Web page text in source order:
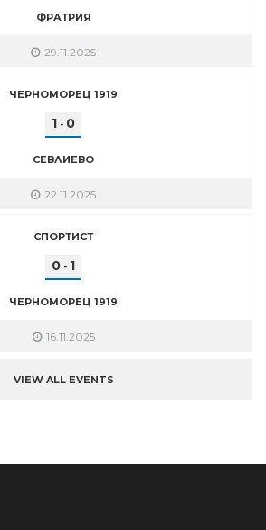
ФРАТРИЯ
29.11.2025
ЧЕРНОМОРЕЦ 1919
1 - 0
СЕВЛИЕВО
22.11.2025
СПОРТИСТ
0 - 1
ЧЕРНОМОРЕЦ 1919
16.11.2025
VIEW ALL EVENTS